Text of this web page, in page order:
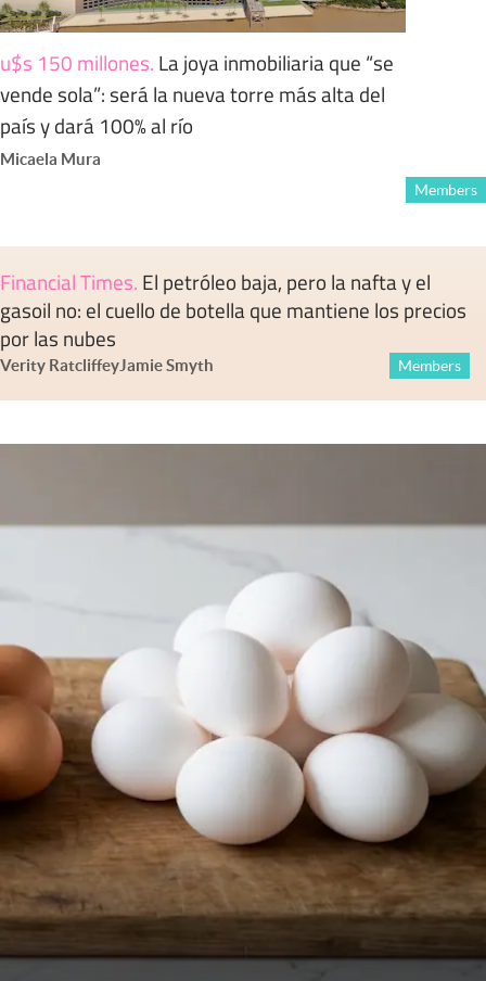
u$s 150 millones. La joya inmobiliaria que “se
vende sola”: será la nueva torre más alta del
país y dará 100% al río
Micaela Mura
Members
Financial Times. El petróleo baja, pero la nafta y el
gasoil no: el cuello de botella que mantiene los precios
por las nubes
Verity RatcliffeyJamie Smyth Members